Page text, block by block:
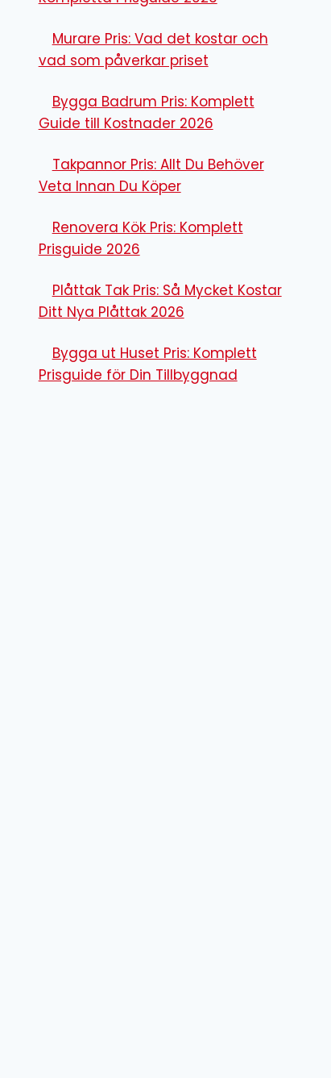
Murare Pris: Vad det kostar och
vad som påverkar priset
Bygga Badrum Pris: Komplett
Guide till Kostnader 2026
Takpannor Pris: Allt Du Behöver
Veta Innan Du Köper
Renovera Kök Pris: Komplett
Prisguide 2026
Plåttak Tak Pris: Så Mycket Kostar
Ditt Nya Plåttak 2026
Bygga ut Huset Pris: Komplett
Prisguide för Din Tillbyggnad